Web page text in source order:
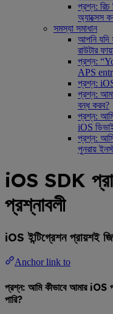
প্রশ্ন:
অ্যাক্সেস
সমস্যা সমাধান
আপনি যদি
রাউটার
প্রশ্ন:
APS
প্রশ্ন:
প্রশ্ন:
বন্ধ করব?
প্রশ্ন:
iOS
প্রশ্ন:
পুনরায়
iOS SDK
প্রশ্নাবলী
iOS ইন্টিগ্রেশন প্রায়শই
Anchor link to
প্রশ্ন: আমি কীভাবে আমার
পারি?